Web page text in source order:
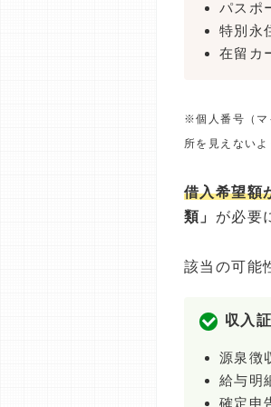
パスポ
特別永
在留カ
※個人番号（マ
所を見えない
借入希望額
類」 が必要
該当の可能
収入
源泉徴
給与明
確定申